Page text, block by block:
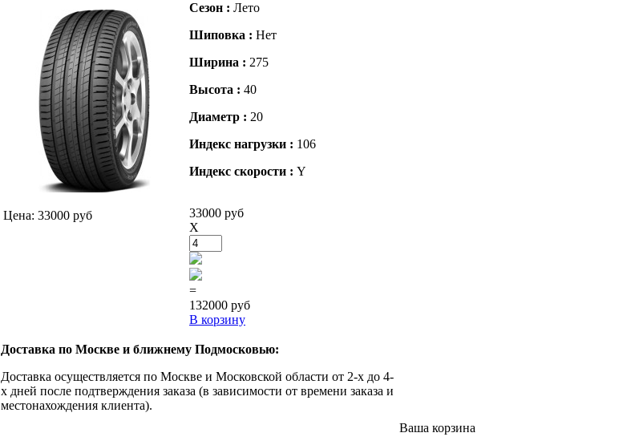
Цена: 33000 руб
Сезон : Лето
Шиповка : Нет
Ширина : 275
Высота : 40
Диаметр : 20
Индекс нагрузки : 106
Индекс скорости : Y
33000 руб
X
=
132000 руб
В корзину
Доставка по Москве и ближнему Подмосковью:
Доставка осуществляется по Москве и Московской области от 2-х до 4-
х дней после подтверждения заказа (в зависимости от времени заказа и
местонахождения клиента).
Ваша корзина